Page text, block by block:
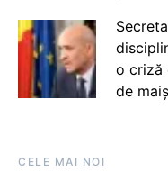
o criză
de
CELE MAI NOI